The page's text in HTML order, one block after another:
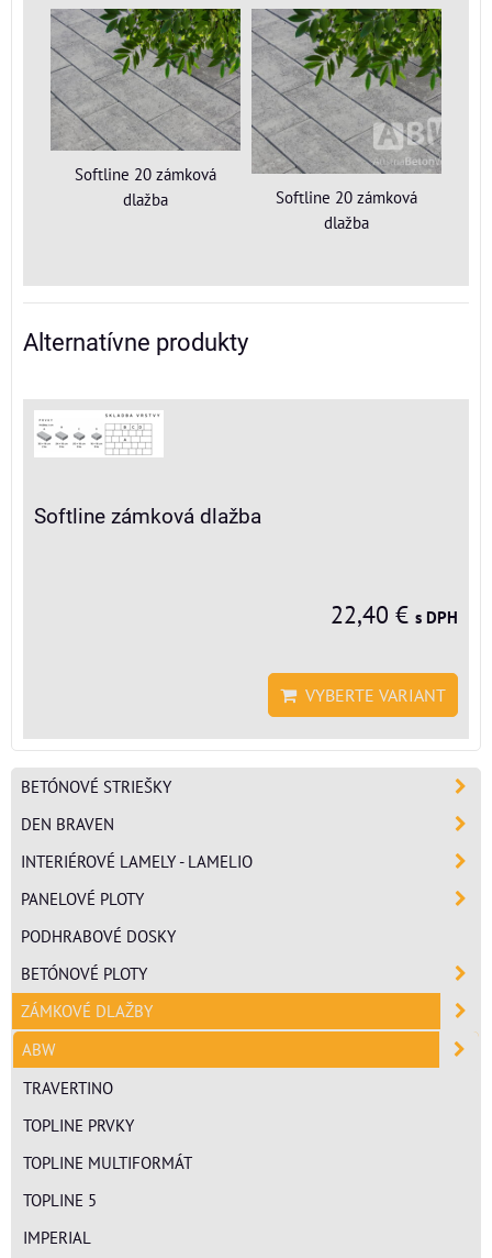
Softline 20 zámková
dlažba
Softline 20 zámková
dlažba
Alternatívne produkty
Softline zámková dlažba
22,40 € s DPH
VYBERTE VARIANT
BETÓNOVÉ STRIEŠKY
DEN BRAVEN
INTERIÉROVÉ LAMELY - LAMELIO
PANELOVÉ PLOTY
PODHRABOVÉ DOSKY
BETÓNOVÉ PLOTY
ZÁMKOVÉ DLAŽBY
ABW
TRAVERTINO
TOPLINE PRVKY
TOPLINE MULTIFORMÁT
TOPLINE 5
IMPERIAL